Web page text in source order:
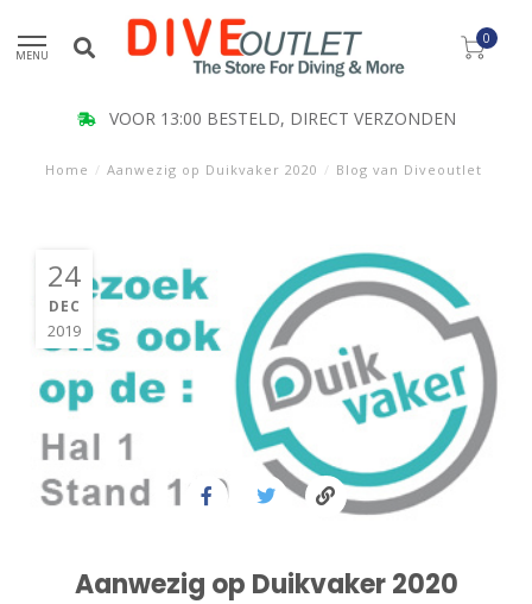
MENU
0
VOOR 13:00 BESTELD, DIRECT VERZONDEN
Home / Aanwezig op Duikvaker 2020 / Blog van Diveoutlet
24
DEC
2019
Aanwezig op Duikvaker 2020